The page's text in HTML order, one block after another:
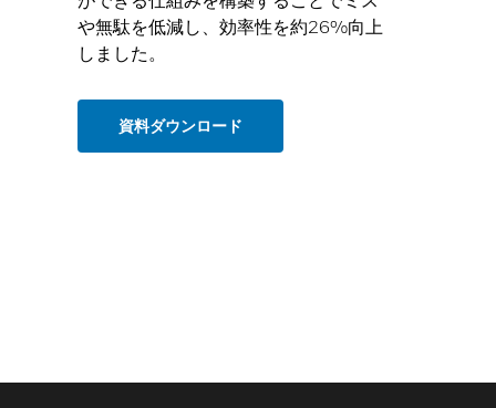
や無駄を低減し、効率性を約26%向上
しました。
資料ダウンロード